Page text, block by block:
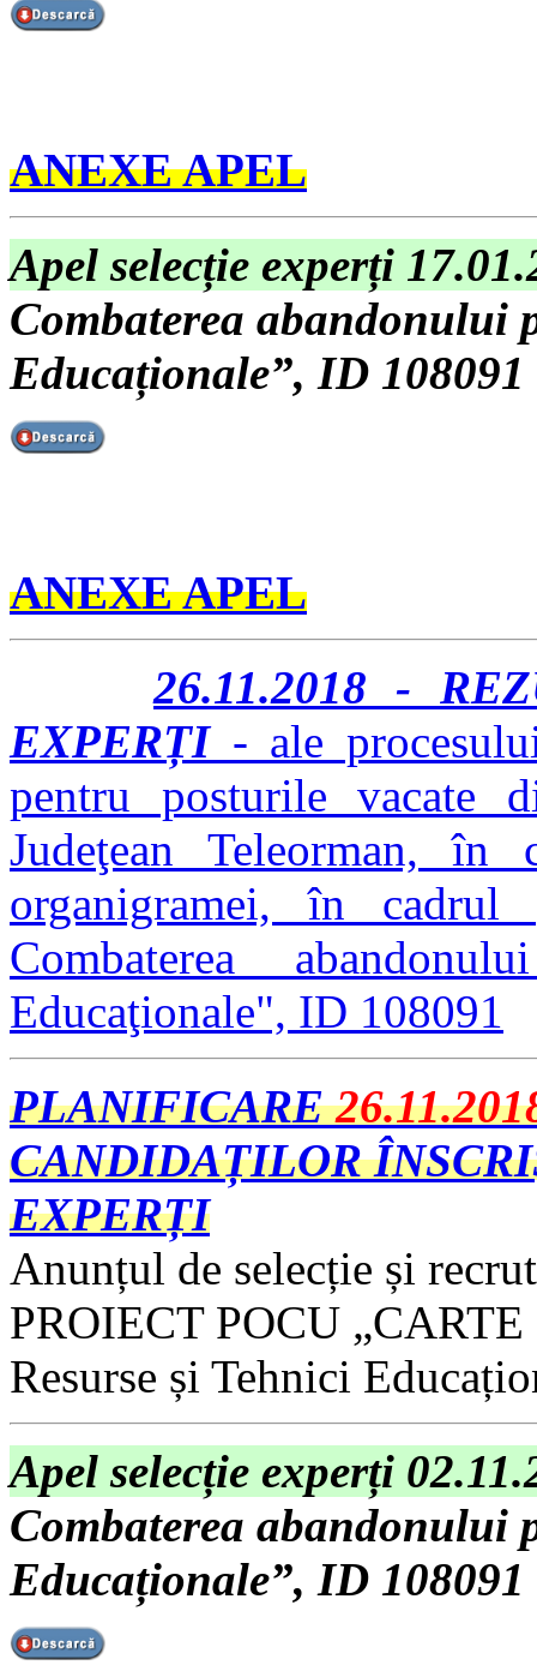
ANEXE APEL
Apel selecție experți
Combaterea abandonului
Educaționale”, ID 108091
ANEXE APEL
26.11.2018 -
EXPERȚI- ale
pentru posturile vacate
Judeţean Teleorman,
organigramei, în
Combaterea
Educaţionale", ID 108091
PLANIFICARE
CANDIDAȚILOR
EXPERȚI
Anunțul de selecție și
PROIECT POCU
Resurse și Tehnici
Apel selecție experți
Combaterea abandonului
Educaționale”, ID 108091